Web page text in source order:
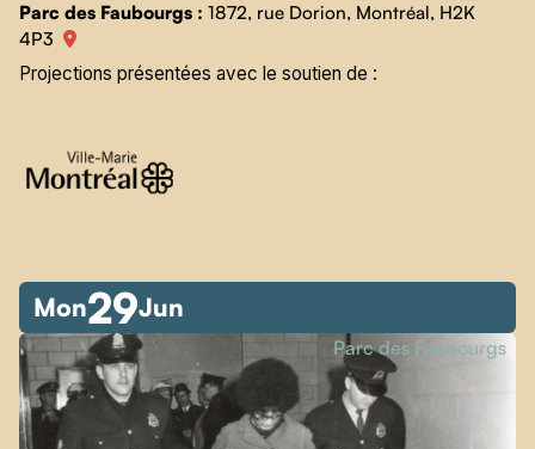
Parc des Faubourgs : 1872, rue Dorion, Montréal, H2K
4P3
Projections présentées avec le soutien de :
Mon29Jun
Parc des Faubourgs